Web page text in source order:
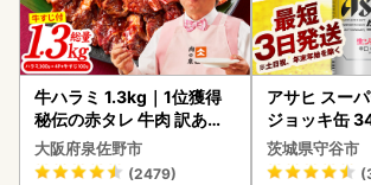
牛ハラミ 1.3kg｜1位獲得
秘伝の赤タレ 牛肉 訳あり
焼肉 BBQ
大阪府泉佐野市
(2479)
アサヒ スー
ジョッキ缶
(1ケース) ＜茨城工場＞ 缶
ビール お酒
茨城県守谷市